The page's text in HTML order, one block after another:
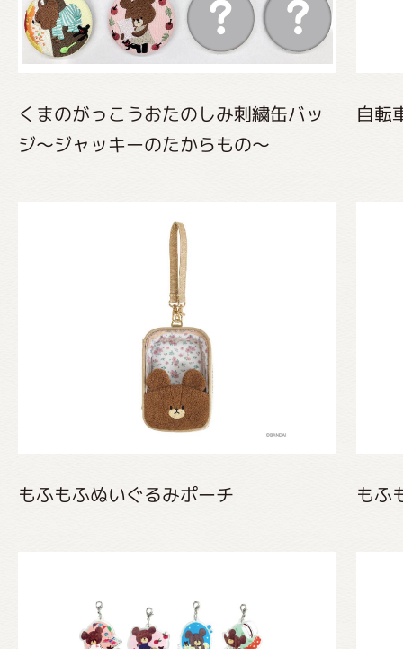
くまのがっこうおたのしみ刺繍缶バッ
ジ〜ジャッキーのたからもの〜
自転
もふもふぬいぐるみポーチ もふ